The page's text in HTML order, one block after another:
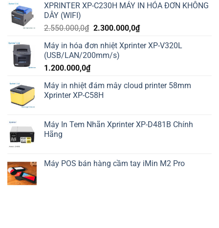
XPRINTER XP-C230H MÁY IN HÓA ĐƠN KHÔNG
DÂY (WIFI)
2.550.000,0₫ Giá
là:
2.550.000,0₫.
2.300.000,0₫Giá
tại
Máy in hóa đơn nhiệt Xprinter XP-V320L
(USB/LAN/200mm/s)
1.200.000,0₫
Máy in nhiệt đám mây cloud printer 58mm
Xprinter XP-C58H
Máy In Tem Nhãn Xprinter XP-D481B Chính
Hãng
Máy POS bán hàng cầm tay iMin M2 Pro